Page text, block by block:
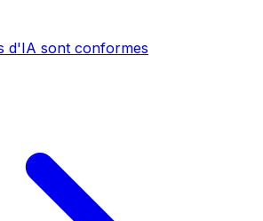
d'IA sont conformes